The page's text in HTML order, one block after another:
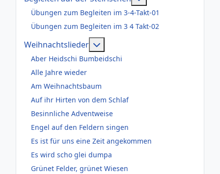
Übungen zum Begleiten im 3-4-Takt-01
Übungen zum Begleiten im 3 4 Takt-02
Weihnachtslieder
Aber Heidschi Bumbeidschi
Alle Jahre wieder
Am Weihnachtsbaum
Auf ihr Hirten von dem Schlaf
Besinnliche Adventweise
Engel auf den Feldern singen
Es ist für uns eine Zeit angekommen
Es wird scho glei dumpa
Grünet Felder, grünet Wiesen